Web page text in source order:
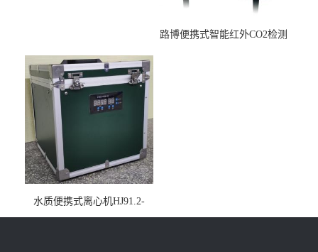
路博便携式智能红外CO2检测
水质便携式离心机HJ91.2-
2022地表水总磷监测内置有